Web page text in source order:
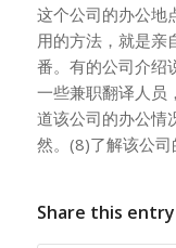
这个公司的办公地
用的方法，就是亲
番。有的公司介绍
一些兼职翻译人员
道该公司的办公情
然。(8)了解该公司
Share this entry